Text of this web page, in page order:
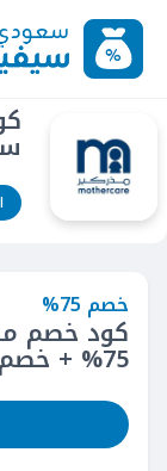
خصم 75%
كود خصم
75% + خصم ثابت 10% على كل الطلبات